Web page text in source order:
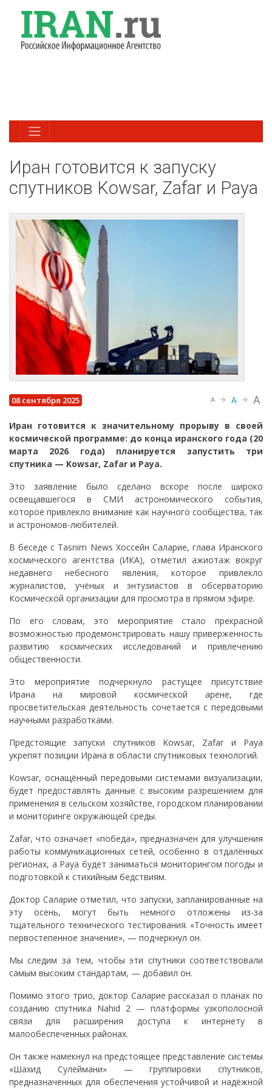
Иран готовится к запуску
спутников Kowsar, Zafar и Paya
08 сентября 2025 A A A
Иран готовится к значительному прорыву в своей
космической программе: до конца иранского года (20
марта 2026 года) планируется запустить три
спутника — Kowsar, Zafar и Paya.
Это заявление было сделано вскоре после широко
освещавшегося в СМИ астрономического события,
которое привлекло внимание как научного сообщества, так
и астрономов-любителей.
В беседе с Tasnim News Хоссейн Саларие, глава Иранского
космического агентства (ИКА), отметил ажиотаж вокруг
недавнего небесного явления, которое привлекло
журналистов, учёных и энтузиастов в обсерваторию
Космической организации для просмотра в прямом эфире.
По его словам, это мероприятие стало прекрасной
возможностью продемонстрировать нашу приверженность
развитию космических исследований и привлечению
общественности.
Это мероприятие подчеркнуло растущее присутствие
Ирана на мировой космической арене, где
просветительская деятельность сочетается с передовыми
научными разработками.
Предстоящие запуски спутников Kowsar, Zafar и Paya
укрепят позиции Ирана в области спутниковых технологий.
Kowsar, оснащённый передовыми системами визуализации,
будет предоставлять данные с высоким разрешением для
применения в сельском хозяйстве, городском планировании
и мониторинге окружающей среды.
Zafar, что означает «победа», предназначен для улучшения
работы коммуникационных сетей, особенно в отдалённых
регионах, а Paya будет заниматься мониторингом погоды и
подготовкой к стихийным бедствиям.
Доктор Саларие отметил, что запуски, запланированные на
эту осень, могут быть немного отложены из-за
тщательного технического тестирования. «Точность имеет
первостепенное значение», — подчеркнул он.
Мы следим за тем, чтобы эти спутники соответствовали
самым высоким стандартам, — добавил он.
Помимо этого трио, доктор Саларие рассказал о планах по
созданию спутника Nahid 2 — платформы узкополосной
связи для расширения доступа к интернету в
малообеспеченных районах.
Он также намекнул на предстоящее представление системы
«Шахид Сулеймани» — группировки спутников,
предназначенных для обеспечения устойчивой и надёжной